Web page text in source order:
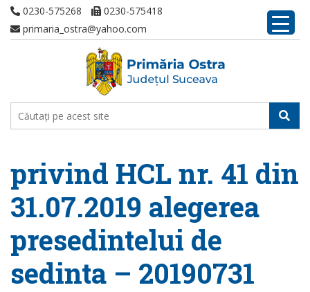
0230-575268
0230-575418
primaria_ostra@yahoo.com
privind HCL nr. 41 din
31.07.2019 alegerea
presedintelui de
sedinta – 20190731